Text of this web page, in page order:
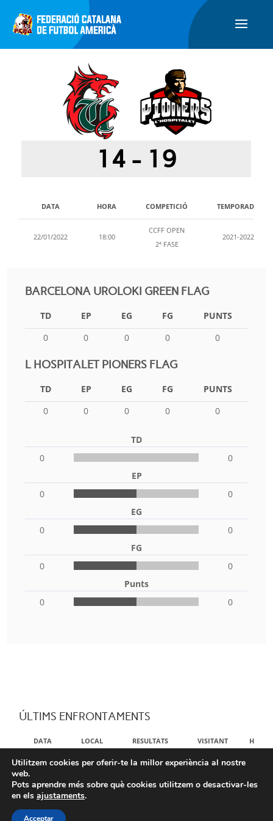
14 - 19
DATA HORA COMPETICIÓ TEMPORADA
22/01/2022 18:00
CCFF OPEN
2ª FASE
2021-2022
BARCELONA UROLOKI GREEN FLAG
TD EP EG FG
PUNTS
0
0 0 0 0
L HOSPITALET PIONERS FLAG
TD EP EG FG
PUNTS
0
0 0 0 0
TD
0
0
EP
0
0
EG
0
0
FG
0
0
Punts
0
0
ÚLTIMS ENFRONTAMENTS
DATA LOCAL RESULTATS VISITANT HORA
NO DATA AVAILABLE IN TABLE
Utilitzem cookies per oferir-te la millor experiència al nostre
web.
Pots aprendre més sobre què cookies utilitzem o desactivar-les
en els ajustaments.
Acceptar